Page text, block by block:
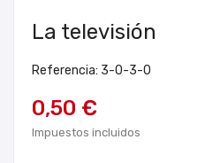
La televisión
Referencia: 3-0-3-0
0,50 €
Impuestos incluidos